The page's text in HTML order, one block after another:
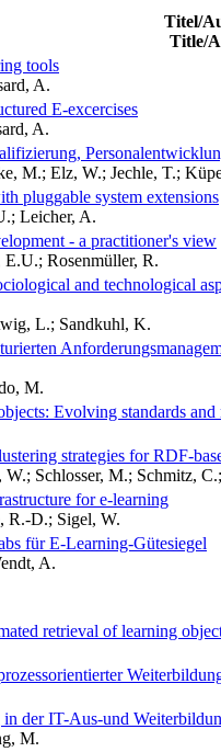
Titel/
Title/
tools
A.
E-excercises
A.
M.; Elz, W.; Jechle, T.;
pluggable system extensions
Leicher, A.
- a practitioner's view
Rosenmüller, R.
and technological
L.; Sandkuhl, K.
M.
Evolving standards
strategies for RDF-
Schlosser, M.; Schmitz,
for e-learning
R.-D.; Sigel, W.
für E-Learning-Gütesiegel
A.
retrieval of learning
in der IT-Aus-und
M.